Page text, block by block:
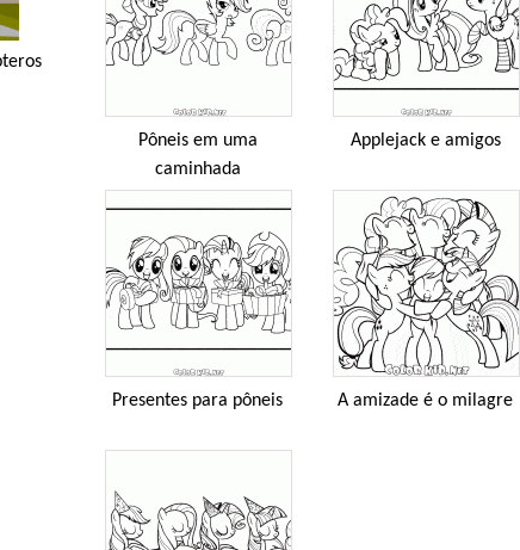
Pôneis em uma
caminhada
Applejack e amigos
Presentes para pôneis A amizade é o milagre